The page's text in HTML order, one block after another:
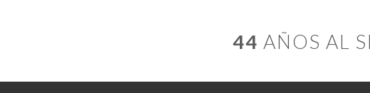
44 AÑOS AL